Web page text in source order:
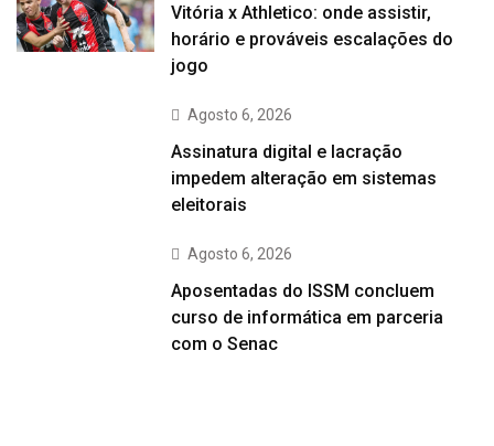
Vitória x Athletico: onde assistir,
horário e prováveis escalações do
jogo
Agosto 6, 2026
Assinatura digital e lacração
impedem alteração em sistemas
eleitorais
Agosto 6, 2026
Aposentadas do ISSM concluem
curso de informática em parceria
com o Senac